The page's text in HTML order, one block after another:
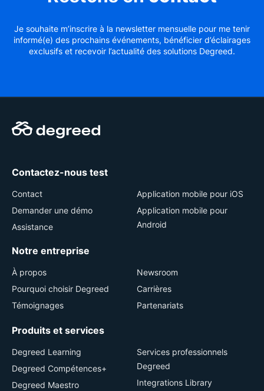
Je souhaite m’inscrire à la newsletter mensuelle pour me tenir
informé(e) des prochains événements, bénéficier d’éclairages
exclusifs et recevoir l’actualité des solutions Degreed.
Contactez-nous test
Contact
Demander une démo
Assistance
Application mobile pour iOS
Application mobile pour
Android
Notre entreprise
À propos
Pourquoi choisir Degreed
Témoignages
Newsroom
Carrières
Partenariats
Produits et services
Degreed Learning
Degreed Compétences+
Degreed Maestro
Services professionnels
Degreed
Integrations Library